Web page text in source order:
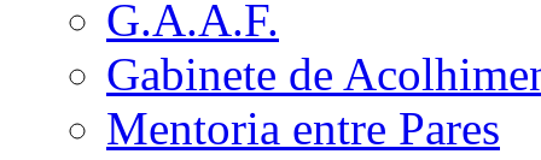
G.A.A.F.
Gabinete de
Mentoria entre Pares